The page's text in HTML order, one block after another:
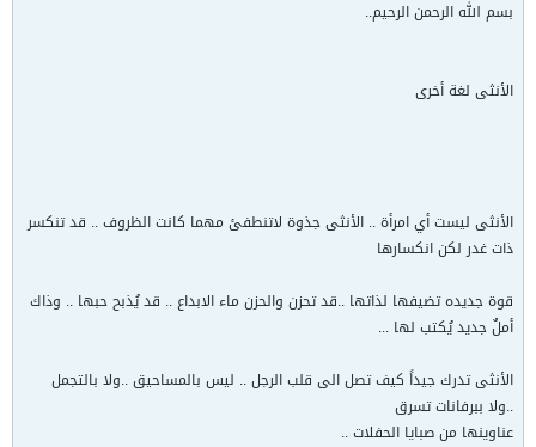
بسم الله الرحمن الرحيم..
الأنثى لغة أخرى
الأنثى ليست أي امرأة .. الأنثى جذوة لاتنطفئ مهما كانت الظروف .. قد تنكسر
ذات غدر لكن انكسارها
قوة جديده تضيفها لذاتها ..قد تحزن والحزن ماء الابداع .. قد يُذبح حبها .. وذاك
أملٌ جديد يُكتب لها ...
الأنثى تدرك جيداً كيف تصل الى قلب الرجل .. ليس بالمساحيق ..ولا بالتجمل
..ولا ببرفانات تسرق
عناوينها من صبايا الحفلات ..